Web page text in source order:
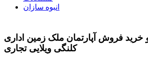
انبوه سازان
خرید فروش آپارتمان ملک زمین اداری
کلنگی ویلایی تجاری